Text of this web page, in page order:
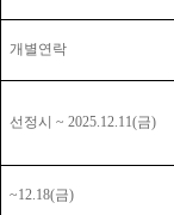
개별연락
선정시 ~ 2025.12.11(금)
~12.18(금)